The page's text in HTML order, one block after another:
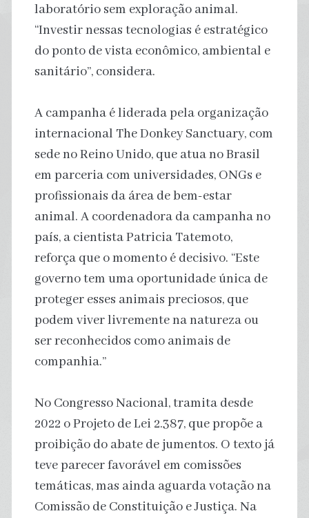
laboratório sem exploração animal.
“Investir nessas tecnologias é estratégico
do ponto de vista econômico, ambiental e
sanitário”, considera.
A campanha é liderada pela organização
internacional The Donkey Sanctuary, com
sede no Reino Unido, que atua no Brasil
em parceria com universidades, ONGs e
profissionais da área de bem-estar
animal. A coordenadora da campanha no
país, a cientista Patricia Tatemoto,
reforça que o momento é decisivo. “Este
governo tem uma oportunidade única de
proteger esses animais preciosos, que
podem viver livremente na natureza ou
ser reconhecidos como animais de
companhia.”
No Congresso Nacional, tramita desde
2022 o Projeto de Lei 2.387, que propõe a
proibição do abate de jumentos. O texto já
teve parecer favorável em comissões
temáticas, mas ainda aguarda votação na
Comissão de Constituição e Justiça. Na